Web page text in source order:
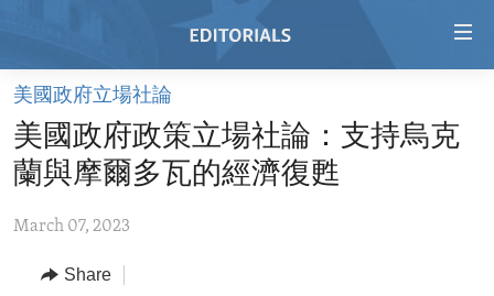
Skip
main
content
to
Navigation
HOME
VIDEO
REGIONS
AFRICA
TOPICS
美國政府立場社論
美國政府政策立場社論：支持烏克
蘭與摩爾多瓦的經濟復甦
March 07, 2023
Share